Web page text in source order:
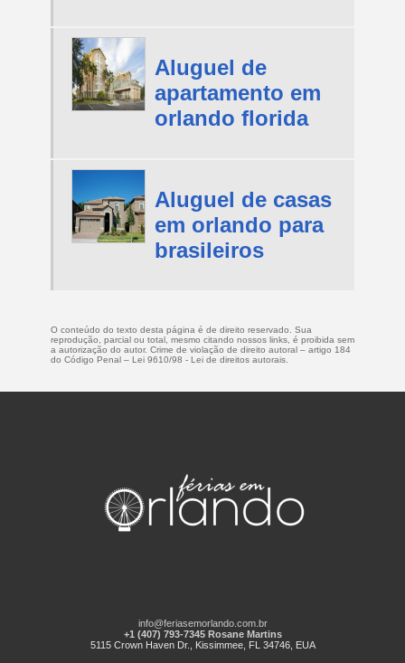
Aluguel de
apartamento em
orlando florida
Aluguel de casas
em orlando para
brasileiros
O conteúdo do texto desta página é de direito reservado. Sua
reprodução, parcial ou total, mesmo citando nossos links, é proibida sem
a autorização do autor. Crime de violação de direito autoral – artigo 184
do Código Penal – Lei 9610/98 - Lei de direitos autorais
info@feriasemorlando.com.br
+1 (407) 793-7345 Rosane Martins
5115 Crown Haven Dr., Kissimmee, FL 34746, EUA